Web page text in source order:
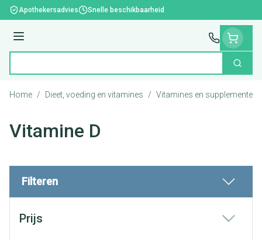
Ga naar de inhoud
Apothekersadvies Snelle beschikbaarheid
Menu
Zoek
Home / Dieet, voeding en vitamines / Vitamines en supplementen
Vitamine D
Filteren
Prijs